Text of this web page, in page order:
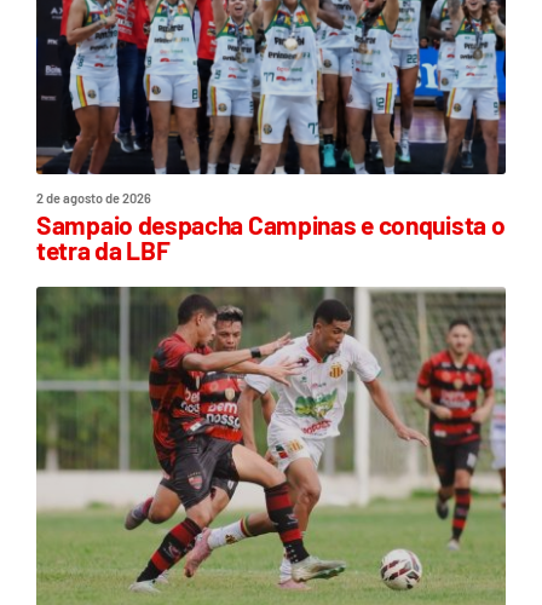
2 de agosto de 2026
Sampaio despacha Campinas e conquista o
tetra da LBF